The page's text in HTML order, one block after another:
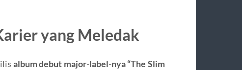
yang Meledak
album debut major-label-nya “The Slim